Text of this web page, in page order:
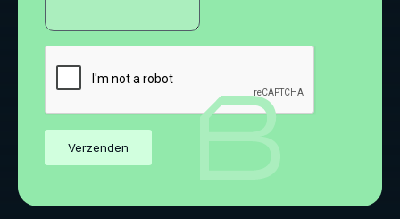
Verzenden